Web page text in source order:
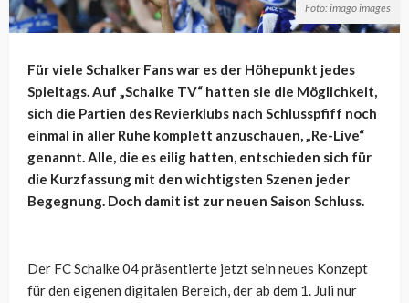
Foto: imago images
Für viele Schalker Fans war es der Höhepunkt jedes
Spieltags. Auf „Schalke TV“ hatten sie die Möglichkeit,
sich die Partien des Revierklubs nach Schlusspfiff noch
einmal in aller Ruhe komplett anzuschauen, „Re-Live“
genannt. Alle, die es eilig hatten, entschieden sich für
die Kurzfassung mit den wichtigsten Szenen jeder
Begegnung. Doch damit ist zur neuen Saison Schluss.
Der FC Schalke 04 präsentierte jetzt sein neues Konzept
für den eigenen digitalen Bereich, der ab dem 1. Juli nur